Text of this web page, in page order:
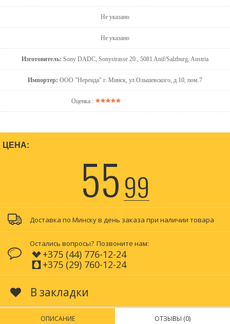
Не указано
Не указано
Изготовитель: Sony DADC, Sonystrasse 20., 5081 Anif/Salzburg, Austria
Импортер: ООО "Нереида" г. Минск, ул.Ольшевского, д.10, пом.7
Оценка :
ЦЕНА:
5599
Доставка по Минску в день заказа при наличии товара
Остались вопросы? Позвоните нам:
+375 (44) 776-12-24
+375 (29) 760-12-24
В закладки
ОПИСАНИЕ ОТЗЫВЫ (0)